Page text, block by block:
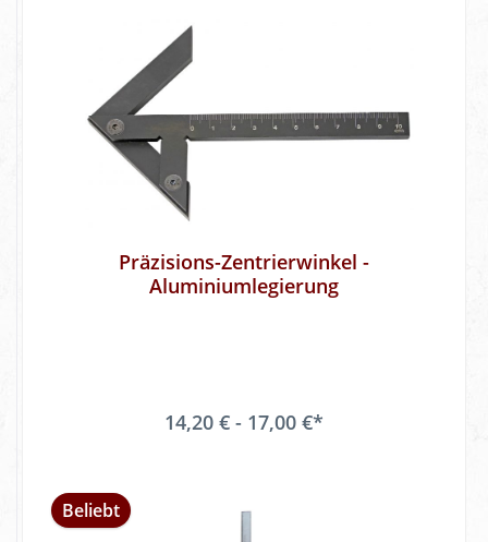
Präzisions-Zentrierwinkel -
Aluminiumlegierung
14,20 € - 17,00 €*
Beliebt